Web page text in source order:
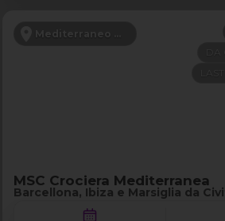
Mediterraneo Occidentale
MSC Crociera Mediterranea
Barcellona, Ibiza e Marsiglia da